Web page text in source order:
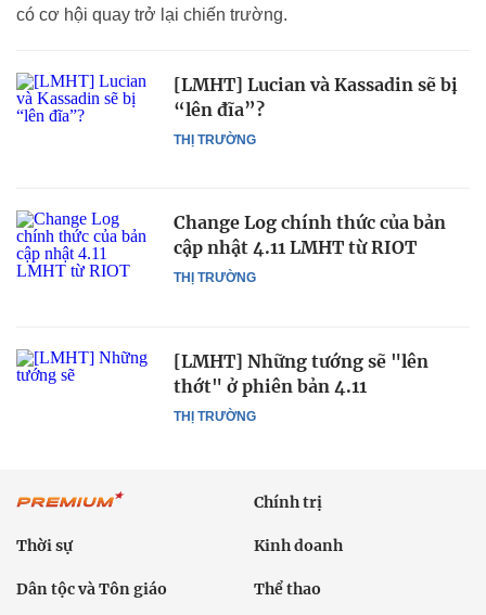
có cơ hội quay trở lại chiến trường.
THỊ TRƯỜNG
[LMHT] Lucian và Kassadin sẽ bị
“lên đĩa”?
THỊ TRƯỜNG
Change Log chính thức của bản
cập nhật 4.11 LMHT từ RIOT
THỊ TRƯỜNG
[LMHT] Những tướng sẽ "lên
thớt" ở phiên bản 4.11
Chính trị
Thời sự Kinh doanh
Dân tộc và Tôn giáo Thể thao